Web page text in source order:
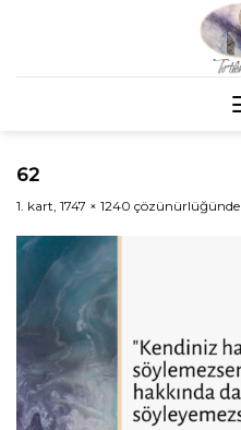
62
1. kart, 1747 × 1240 çözünürlüğünde